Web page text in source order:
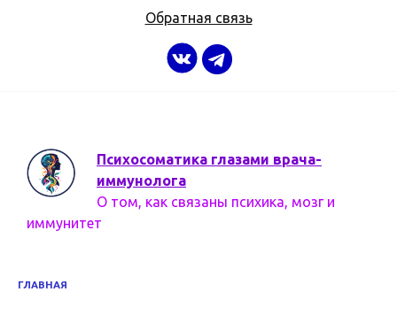
Обратная связь
Психосоматика глазами врача-
иммунолога
О том, как связаны психика, мозг и
иммунитет
ГЛАВНАЯ